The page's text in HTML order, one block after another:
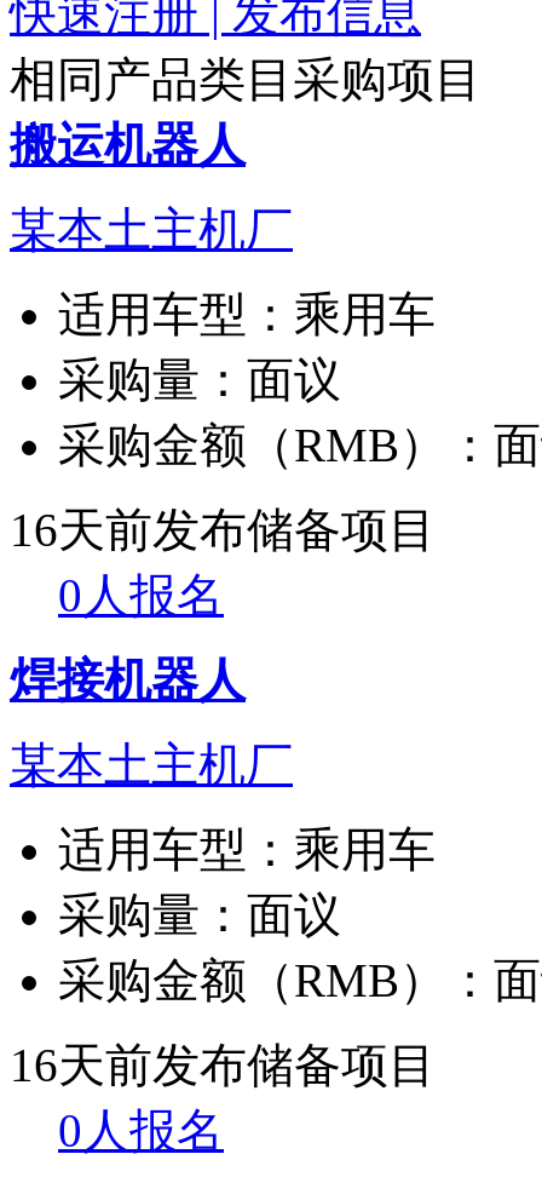
快速注册 | 发布信息
相同产品类目采购项目
搬运机器人
某本土主机厂
适用车型： 乘用车
采购量： 面议
采购金额（RMB）：
16天前发布储备项目
0人报名
焊接机器人
某本土主机厂
适用车型： 乘用车
采购量： 面议
采购金额（RMB）：
16天前发布储备项目
0人报名